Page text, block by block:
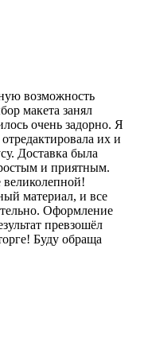
возможность
макета занял
очень задорно. Я
их и
Доставка была
и приятным.
материал, и все
Оформление
превзошёл
Буду обраща